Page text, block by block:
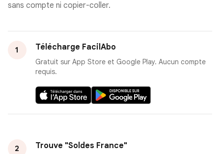
sans compte ni copier-coller.
1 Télécharge FacilAbo
Gratuit sur App Store et Google Play. Aucun compte
requis.
2 Trouve "Soldes France"